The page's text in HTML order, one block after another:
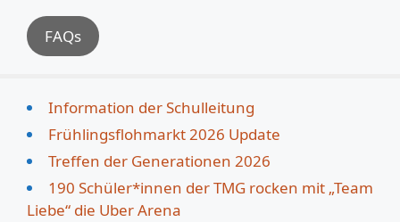
FAQs
Information der Schulleitung
Frühlingsflohmarkt 2026 Update
Treffen der Generationen 2026
190 Schüler*innen der TMG rocken mit „Team
Liebe“ die Uber Arena